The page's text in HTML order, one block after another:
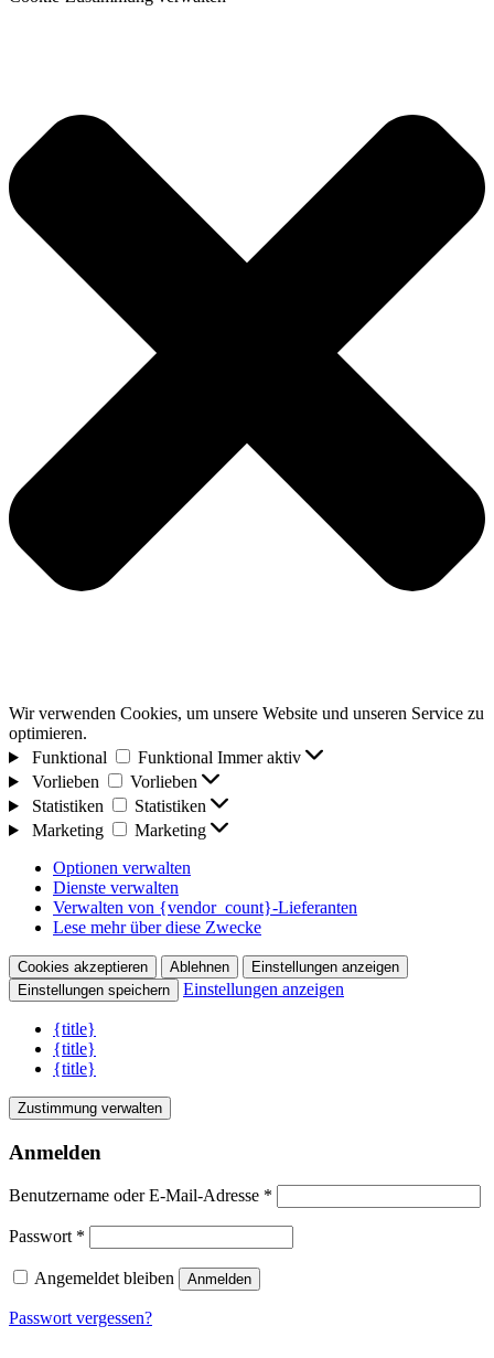
Wir verwenden Cookies, um unsere Website und unseren Service zu
optimieren.
Funktional
Funktional Immer aktiv
Vorlieben
Vorlieben
Statistiken
Statistiken
Marketing
Marketing
Optionen verwalten
Dienste verwalten
Verwalten von {vendor_count}-Lieferanten
Lese mehr über diese Zwecke
Cookies akzeptieren Ablehnen
Einstellungen anzeigen
Einstellungen speichern
Einstellungen anzeigen
{title}
{title}
{title}
Zustimmung verwalten
Anmelden
Benutzername oder E-Mail-Adresse *
Passwort *
Angemeldet bleiben Anmelden
Passwort vergessen?